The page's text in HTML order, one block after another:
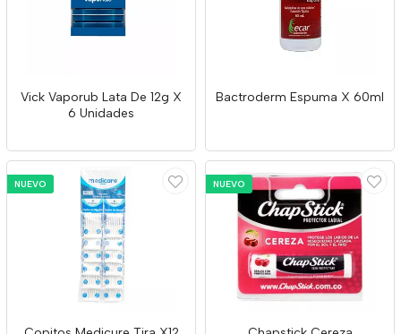
Vick Vaporub Lata De 12g X
6 Unidades
Bactroderm Espuma X 60ml
NUEVO NUEVO